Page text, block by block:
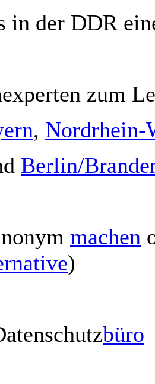
in der DDR
zum
, Nordrhein-
Berlin/
machen
)
büro